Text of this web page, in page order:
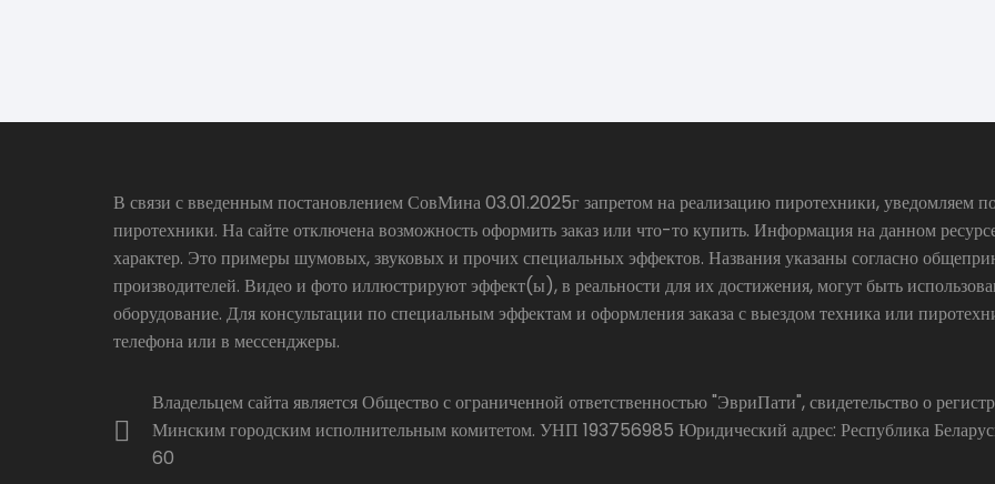
В связи с введенным постановлением СовМина 03.01.2025г запретом на реализацию пиротехники, уведомляем
пиротехники. На сайте отключена возможность оформить заказ или что-то купить. Информация на данном
характер. Это примеры шумовых, звуковых и прочих специальных эффектов. Названия указаны согласно
производителей. Видео и фото иллюстрируют эффект(ы), в реальности для их достижения, могут быть
оборудование. Для консультации по специальным эффектам и оформления заказа с выездом техника или
телефона или в мессенджеры.
Владельцем сайта является Общество с ограниченной ответственностью "ЭвриПати", свидетельство о
Минским городским исполнительным комитетом. УНП 193756985 Юридический адрес: Республика
60